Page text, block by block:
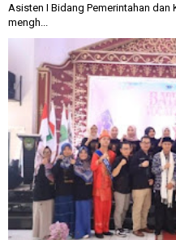
Asisten I Bidang Pemerintahan dan
mengh...